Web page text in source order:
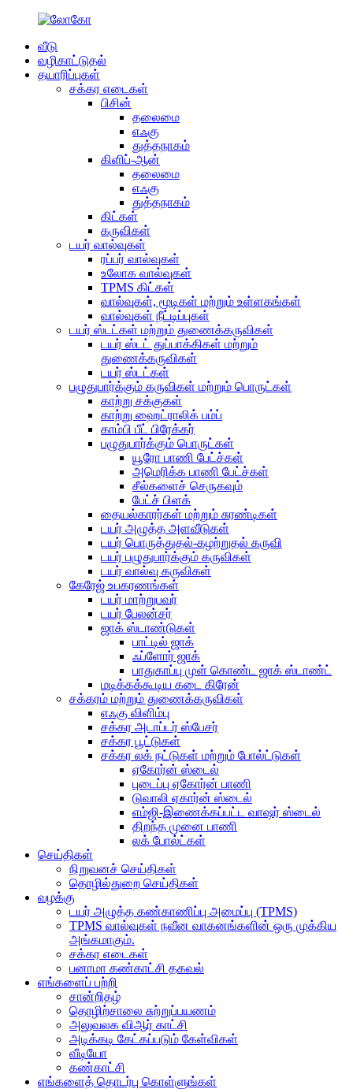
வீடு
வழிகாட்டுதல்
தயாரிப்புகள்
சக்கர எடைகள்
பிசின்
தலைமை
எஃகு
துத்தநாகம்
கிளிப்-ஆன்
தலைமை
எஃகு
துத்தநாகம்
கிட்கள்
கருவிகள்
டயர் வால்வுகள்
ரப்பர் வால்வுகள்
உலோக வால்வுகள்
TPMS கிட்கள்
வால்வுகள், மூடிகள் மற்றும் உள்ளகங்கள்
வால்வுகள் நீட்டிப்புகள்
டயர் ஸ்டட்கள் மற்றும் துணைக்கருவிகள்
டயர் ஸ்டட் துப்பாக்கிகள் மற்றும்
துணைக்கருவிகள்
டயர் ஸ்டட்கள்
பழுதுபார்க்கும் கருவிகள் மற்றும் பொருட்கள்
காற்று சக்குகள்
காற்று ஹைட்ராலிக் பம்ப்
காம்பி பீட் பிரேக்கர்
பழுதுபார்க்கும் பொருட்கள்
யூரோ பாணி பேட்ச்கள்
அமெரிக்க பாணி பேட்ச்கள்
சீல்களைச் செருகவும்
பேட்ச் பிளக்
தையல்காரர்கள் மற்றும் சுரண்டிகள்
டயர் அழுத்த அளவீடுகள்
டயர் பொருத்துதல்-கழற்றுதல் கருவி
டயர் பழுதுபார்க்கும் கருவிகள்
டயர் வால்வு கருவிகள்
கேரேஜ் உபகரணங்கள்
டயர் மாற்றுபவர்
டயர் பேலன்சர்
ஜாக் ஸ்டாண்டுகள்
பாட்டில் ஜாக்
ஃப்ளோர் ஜாக்
பாதுகாப்பு முள் கொண்ட ஜாக் ஸ்டாண்ட்
மடிக்கக்கூடிய கடை கிரேன்
சக்கரம் மற்றும் துணைக்கருவிகள்
எஃகு விளிம்பு
சக்கர அடாப்டர் ஸ்பேசர்
சக்கர பூட்டுகள்
சக்கர லக் நட்டுகள் மற்றும் போல்ட்டுகள்
ஏகோர்ன் ஸ்டைல்
புடைப்பு ஏகோர்ன் பாணி
டுவாலி ஏகார்ன் ஸ்டைல்
எம்ஜி-இணைக்கப்பட்ட வாஷர் ஸ்டைல்
திறந்த முனை பாணி
லக் போல்ட்கள்
செய்திகள்
நிறுவனச் செய்திகள்
தொழில்துறை செய்திகள்
வழக்கு
டயர் அழுத்த கண்காணிப்பு அமைப்பு (TPMS)
TPMS வால்வுகள் நவீன வாகனங்களின் ஒரு முக்கிய
அங்கமாகும்.
சக்கர எடைகள்
பனாமா கண்காட்சி தகவல்
எங்களைப் பற்றி
சான்றிதழ்
தொழிற்சாலை சுற்றுப்பயணம்
அலுவலக விஆர் காட்சி
அடிக்கடி கேட்கப்படும் கேள்விகள்
வீடியோ
கண்காட்சி
எங்களைத் தொடர்பு கொள்ளுங்கள்